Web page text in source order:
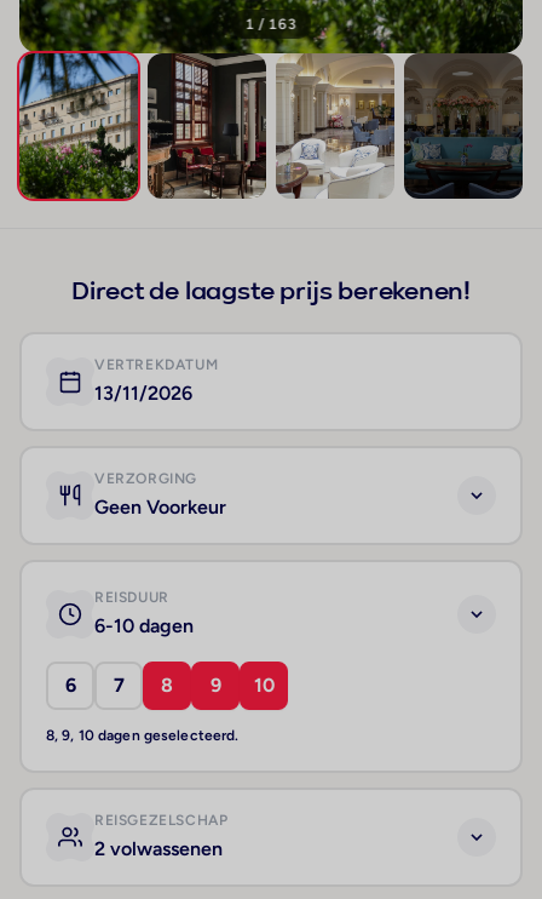
1 / 163
Direct de laagste prijs berekenen!
VERTREKDATUM
13/11/2026
VERZORGING
Geen Voorkeur
REISDUUR
6-10 dagen
6 7 8 9 10
8, 9, 10 dagen geselecteerd.
REISGEZELSCHAP
2 volwassenen